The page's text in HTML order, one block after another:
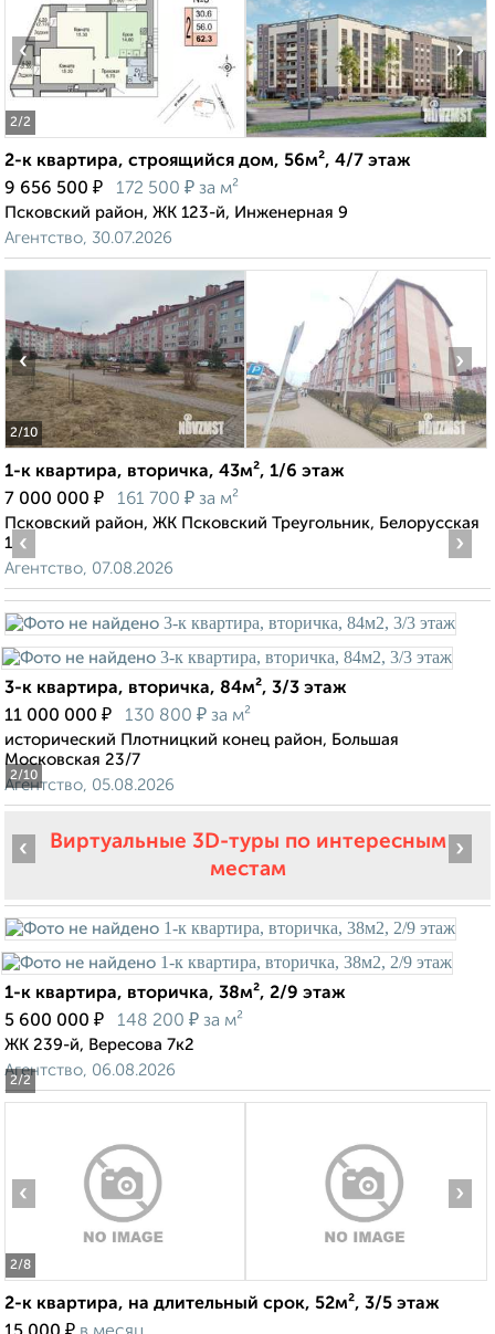
2/2
‹ ›
2-к квартира, строящийся дом, 56м², 4/7 этаж
9 656 500 ₽ 172 500 ₽ за м²
Псковский район, ЖК 123-й, Инженерная 9
Агентство, 30.07.2026
2/10
‹ ›
1-к квартира, вторичка, 43м², 1/6 этаж
7 000 000 ₽ 161 700 ₽ за м²
Псковский район, ЖК Псковский Треугольник, Белорусская
1
Агентство, 07.08.2026
2/10
‹ ›
3-к квартира, вторичка, 84м², 3/3 этаж
11 000 000 ₽ 130 800 ₽ за м²
исторический Плотницкий конец район, Большая
Московская 23/7
Агентство, 05.08.2026
Виртуальные 3D-туры по интересным
местам
2/2
‹ ›
1-к квартира, вторичка, 38м², 2/9 этаж
5 600 000 ₽ 148 200 ₽ за м²
ЖК 239-й, Вересова 7к2
Агентство, 06.08.2026
2/8
‹ ›
2-к квартира, на длительный срок, 52м², 3/5 этаж